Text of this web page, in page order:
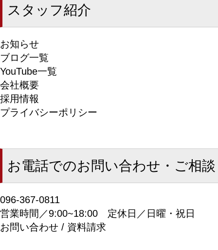
スタッフ紹介
お知らせ
ブログ一覧
YouTube一覧
会社概要
採用情報
プライバシーポリシー
お電話でのお問い合わせ・ご相談
096-367-0811
営業時間／9:00~18:00 定休日／日曜・祝日
お問い合わせ / 資料請求